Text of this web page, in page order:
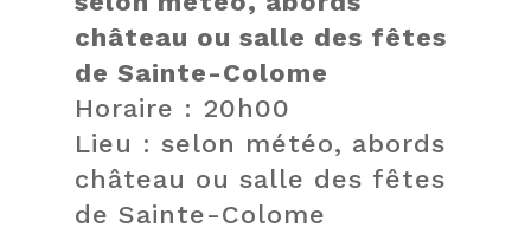
château ou salle des fêtes
de Sainte-Colome
Horaire : 20h00
Lieu : selon météo, abords
château ou salle des fêtes
de Sainte-Colome